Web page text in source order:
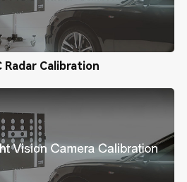
Radar Calibration